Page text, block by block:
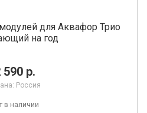
для Аквафор Трио
на год
590 р.
Россия
в наличии